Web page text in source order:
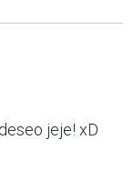
jeje! xD